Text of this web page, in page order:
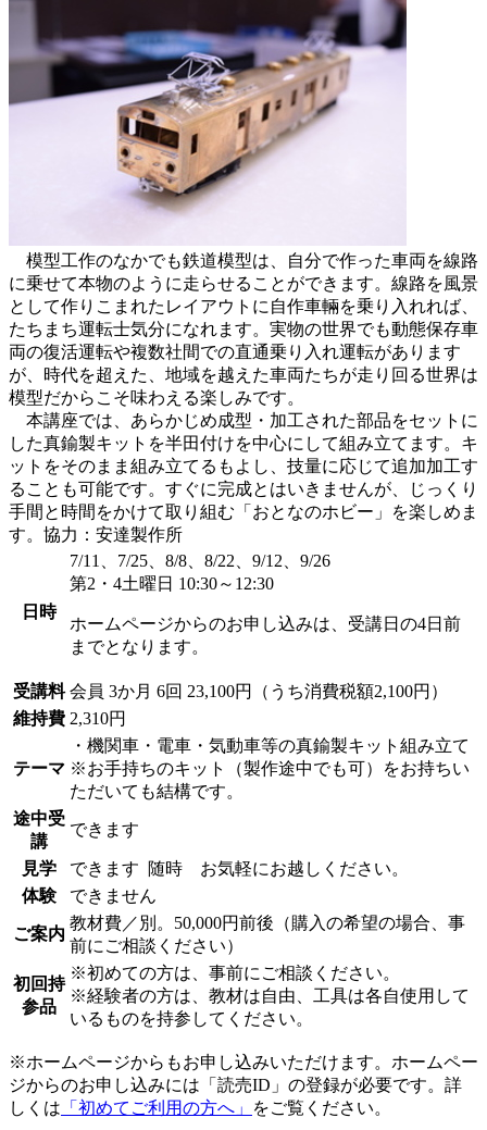
模型工作のなかでも鉄道模型は、自分で作った車両を線路
に乗せて本物のように走らせることができます。線路を風景
として作りこまれたレイアウトに自作車輛を乗り入れれば、
たちまち運転士気分になれます。実物の世界でも動態保存車
両の復活運転や複数社間での直通乗り入れ運転があります
が、時代を超えた、地域を越えた車両たちが走り回る世界は
模型だからこそ味わえる楽しみです。
本講座では、あらかじめ成型・加工された部品をセットに
した真鍮製キットを半田付けを中心にして組み立てます。キ
ットをそのまま組み立てるもよし、技量に応じて追加加工す
ることも可能です。すぐに完成とはいきませんが、じっくり
手間と時間をかけて取り組む「おとなのホビー」を楽しめま
す。協力：安達製作所
日時
7/11、7/25、8/8、8/22、9/12、9/26
第2・4土曜日 10:30～12:30
ホームページからのお申し込みは、受講日の4日前
までとなります。
受講料 会員 3か月 6回 23,100円（うち消費税額2,100円）
維持費 2,310円
テーマ
・機関車・電車・気動車等の真鍮製キット組み立て
※お手持ちのキット（製作途中でも可）をお持ちい
ただいても結構です。
途中受
講
できます
見学 できます
随時 お気軽にお越しください。
体験
できません
ご案内
教材費／別。50,000円前後（購入の希望の場合、事
前にご相談ください）
初回持
参品
※初めての方は、事前にご相談ください。
※経験者の方は、教材は自由、工具は各自使用して
いるものを持参してください。
※ホームページからもお申し込みいただけます。ホームペー
ジからのお申し込みには「読売ID」の登録が必要です。詳
しくは 「初めてご利用の方へ」 をご覧ください。